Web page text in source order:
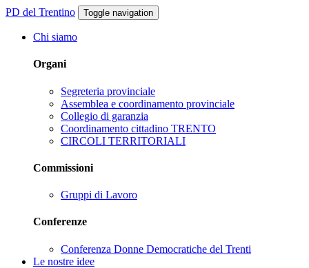
PD del Trentino Toggle navigation
Chi siamo
Organi
Segreteria provinciale
Assemblea e coordinamento provinciale
Collegio di garanzia
Coordinamento cittadino TRENTO
CIRCOLI TERRITORIALI
Commissioni
Gruppi di Lavoro
Conferenze
Conferenza Donne Democratiche del Trenti
Le nostre idee